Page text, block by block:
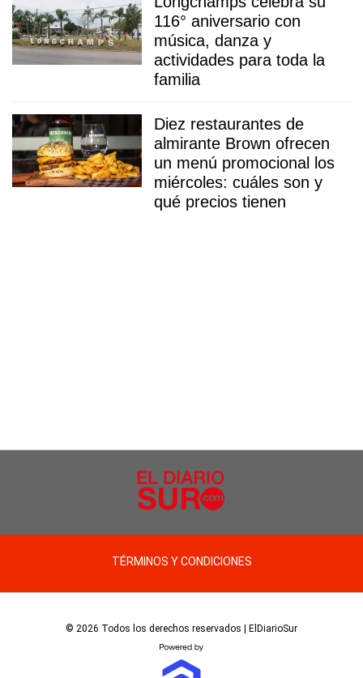
116° aniversario con
música, danza y
actividades para toda la
familia
Diez restaurantes de
almirante Brown ofrecen
un menú promocional los
miércoles: cuáles son y
qué precios tienen
TÉRMINOS Y CONDICIONES
© 2026 Todos los derechos reservados | ElDiarioSur